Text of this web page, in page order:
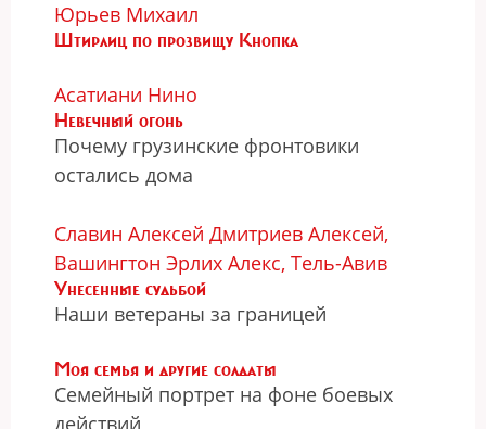
Юрьев Михаил
Штирлиц по прозвищу Кнопка
Асатиани Нино
Невечный огонь
Почему грузинские фронтовики
остались дома
Славин Алексей Дмитриев Алексей,
Вашингтон Эрлих Алекс, Тель-Авив
Унесенные судьбой
Наши ветераны за границей
Моя семья и другие солдаты
Семейный портрет на фоне боевых
действий